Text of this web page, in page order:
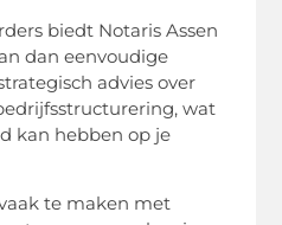
biedt Notaris Assen
dan eenvoudige
advies over
wat
kan hebben op je
te maken met